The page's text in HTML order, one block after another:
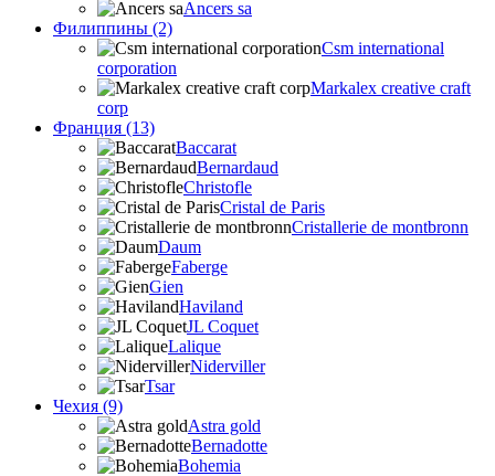
Ancers sa
Филиппины (2)
Csm international
corporation
Markalex creative craft
corp
Франция (13)
Baccarat
Bernardaud
Christofle
Cristal de Paris
Cristallerie de montbronn
Daum
Faberge
Gien
Haviland
JL Coquet
Lalique
Niderviller
Tsar
Чехия (9)
Astra gold
Bernadotte
Bohemia